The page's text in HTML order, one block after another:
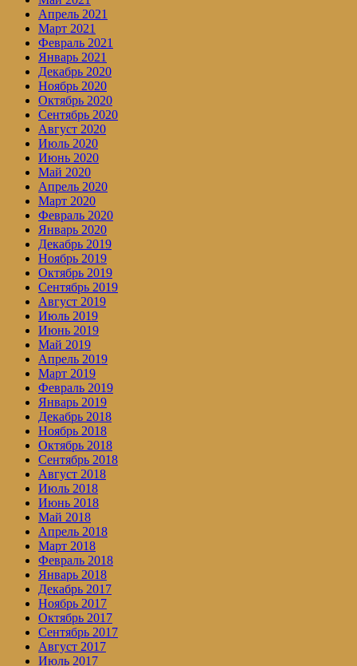
Апрель 2021
Март 2021
Февраль 2021
Январь 2021
Декабрь 2020
Ноябрь 2020
Октябрь 2020
Сентябрь 2020
Август 2020
Июль 2020
Июнь 2020
Май 2020
Апрель 2020
Март 2020
Февраль 2020
Январь 2020
Декабрь 2019
Ноябрь 2019
Октябрь 2019
Сентябрь 2019
Август 2019
Июль 2019
Июнь 2019
Май 2019
Апрель 2019
Март 2019
Февраль 2019
Январь 2019
Декабрь 2018
Ноябрь 2018
Октябрь 2018
Сентябрь 2018
Август 2018
Июль 2018
Июнь 2018
Май 2018
Апрель 2018
Март 2018
Февраль 2018
Январь 2018
Декабрь 2017
Ноябрь 2017
Октябрь 2017
Сентябрь 2017
Август 2017
Июль 2017